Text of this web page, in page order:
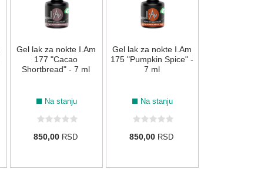
Gel lak za nokte I.Am
177 "Cacao
Shortbread" - 7 ml
Na stanju
850,00 RSD
Gel lak za nokte I.Am
175 "Pumpkin Spice" -
7 ml
Na stanju
850,00 RSD